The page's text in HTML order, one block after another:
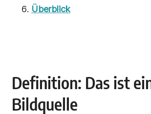
Überblick
Definition: Das ist
Bildquelle